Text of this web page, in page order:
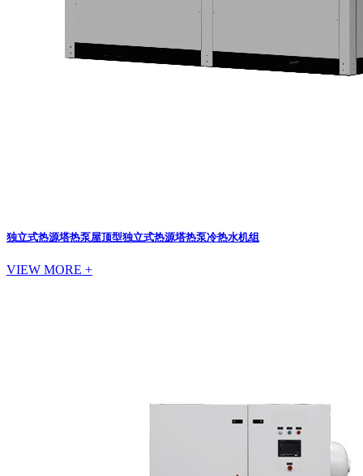
独立式热源塔热泵屋顶型独立式热源塔热泵冷热水机组
VIEW MORE +